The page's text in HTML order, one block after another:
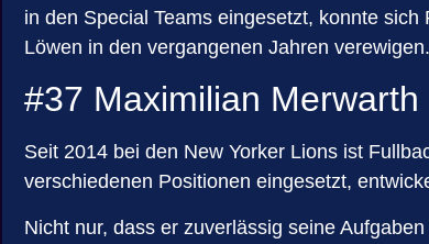
in den Special Teams eingesetzt, konnte
Löwen in den vergangenen Jahren verewigen.
#37 Maximilian Merwarth
Seit 2014 bei den New Yorker Lions ist
verschiedenen Positionen eingesetzt,
Nicht nur, dass er zuverlässig seine